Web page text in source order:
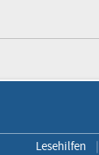
Lesehilfen